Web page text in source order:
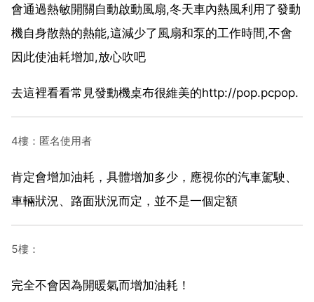
會通過熱敏開關自動啟動風扇,冬天車內熱風利用了發動
機自身散熱的熱能,這減少了風扇和泵的工作時間,不會
因此使油耗增加,放心吹吧
去這裡看看常見發動機桌布很維美的http://pop.pcpop.
4樓：匿名使用者
肯定會增加油耗，具體增加多少，應視你的汽車駕駛、
車輛狀況、路面狀況而定，並不是一個定額
5樓：
完全不會因為開暖氣而增加油耗！